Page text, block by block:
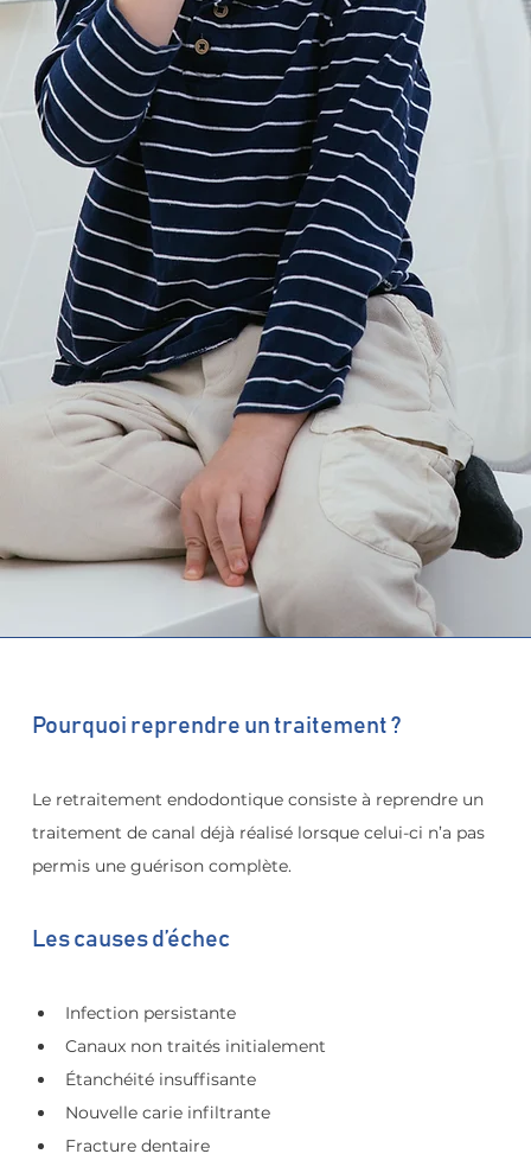
Pourquoi reprendre un traitement ?
Le retraitement endodontique consiste à reprendre un
traitement de canal déjà réalisé lorsque celui-ci n’a pas
permis une guérison complète.
Les causes d’échec
Infection persistante
Canaux non traités initialement
Étanchéité insuffisante
Nouvelle carie infiltrante
Fracture dentaire